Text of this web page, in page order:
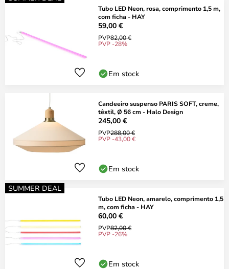
Tubo LED Neon, rosa, comprimento 1,5 m,
com ficha - HAY
59,00 €
PVP82,00 €
PVP -28%
Em stock
Candeeiro suspenso PARIS SOFT, creme,
têxtil, Ø 56 cm - Halo Design
245,00 €
PVP288,00 €
PVP -43,00 €
Em stock
SUMMER DEAL
Tubo LED Neon, amarelo, comprimento 1,5
m, com ficha - HAY
60,00 €
PVP82,00 €
PVP -26%
Em stock